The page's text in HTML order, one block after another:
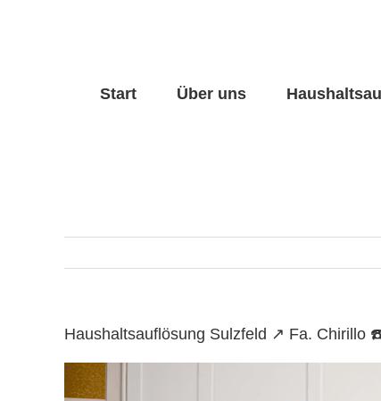
Start Über uns
Haushaltsauflösung Sulzfeld ↗️ Fa. Chirillo